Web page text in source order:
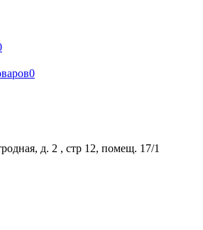
0
д. 2 , стр 12, помещ. 17/1